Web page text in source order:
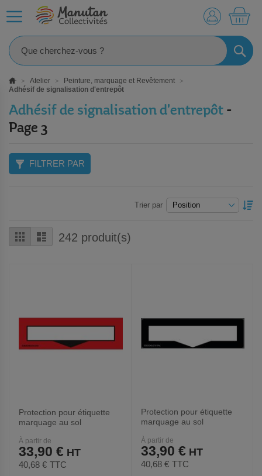
Atelier
Peinture, marquage et Revêtement
Adhésif de signalisation d'entrepôt
Adhésif de signalisation d'entrepôt -
Page 3
Grille Liste242 produit(s)
Trier par
Protection pour étiquette
marquage au sol
Ergomat
À partir de
33,90 €
40,68 € TTC
Protection pour étiquette
marquage au sol
À partir de
33,90 €
40,68 € TTC
FILTRER PAR